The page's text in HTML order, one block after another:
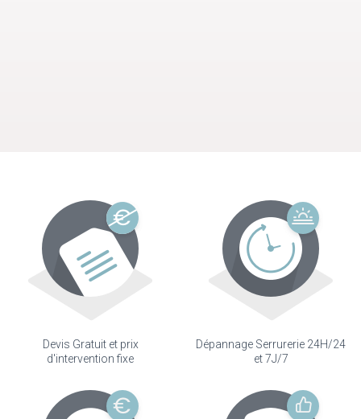
Devis Gratuit et prix
d'intervention fixe
Dépannage Serrurerie 24H/24
et 7J/7